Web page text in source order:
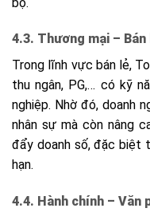
4.3. Thương mại – Bán
Trong lĩnh vực bán lẻ,
thu ngân, PG,… có kỹ
nghiệp. Nhờ đó, doanh
nhân sự mà còn nâng
đẩy doanh số, đặc biệt
hạn.
4.4. Hành chính – Văn